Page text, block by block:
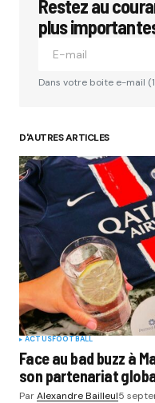
Restez au
plus
Dans votre boite e-mail
D'AUTRES ARTICLES
ACTUSFOOTBALL
Face au bad buzz à
son partenariat
ParAlexandre Bailleul5